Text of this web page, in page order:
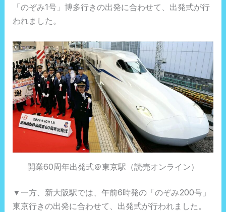
「のぞみ1号」博多行きの出発に合わせて、出発式が行
われました。
開業60周年出発式＠東京駅（読売オンライン）
▼一方、新大阪駅では、午前6時発の「のぞみ200号」
東京行きの出発に合わせて、出発式が行われました。